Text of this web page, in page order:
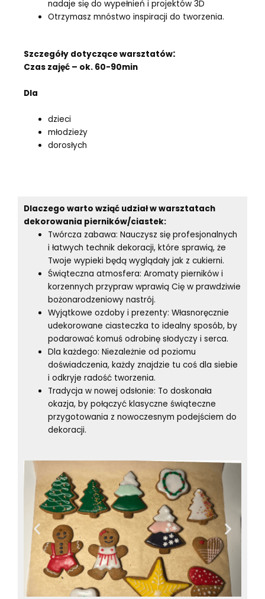
nadaje się do wypełnień i projektów 3D
Otrzymasz mnóstwo inspiracji do tworzenia.
Szczegóły dotyczące warsztatów:
Czas zajęć – ok. 60-90min
Dla
dzieci
młodzieży
dorosłych
Dlaczego warto wziąć udział w warsztatach
dekorowania pierników/ciastek:
Twórcza zabawa: Nauczysz się profesjonalnych
i łatwych technik dekoracji, które sprawią, że
Twoje wypieki będą wyglądały jak z cukierni.
Świąteczna atmosfera: Aromaty pierników i
korzennych przypraw wprawią Cię w prawdziwie
bożonarodzeniowy nastrój.
Wyjątkowe ozdoby i prezenty: Własnoręcznie
udekorowane ciasteczka to idealny sposób, by
podarować komuś odrobinę słodyczy i serca.
Dla każdego: Niezależnie od poziomu
doświadczenia, każdy znajdzie tu coś dla siebie
i odkryje radość tworzenia.
Tradycja w nowej odsłonie: To doskonała
okazja, by połączyć klasyczne świąteczne
przygotowania z nowoczesnym podejściem do
dekoracji.